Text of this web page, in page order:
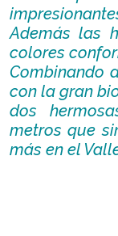
Además las
colores
Combinando
con la gran
dos
metros que
más en el